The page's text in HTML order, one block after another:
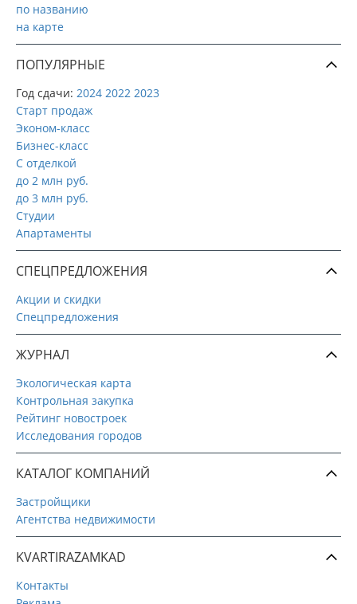
по названию
на карте
ПОПУЛЯРНЫЕ
Год сдачи: 2024 2022 2023
Старт продаж
Эконом-класс
Бизнес-класс
С отделкой
до 2 млн руб.
до 3 млн руб.
Студии
Апартаменты
СПЕЦПРЕДЛОЖЕНИЯ
Акции и скидки
Спецпредложения
ЖУРНАЛ
Экологическая карта
Контрольная закупка
Рейтинг новостроек
Исследования городов
КАТАЛОГ КОМПАНИЙ
Застройщики
Агентства недвижимости
KVARTIRAZAMKAD
Контакты